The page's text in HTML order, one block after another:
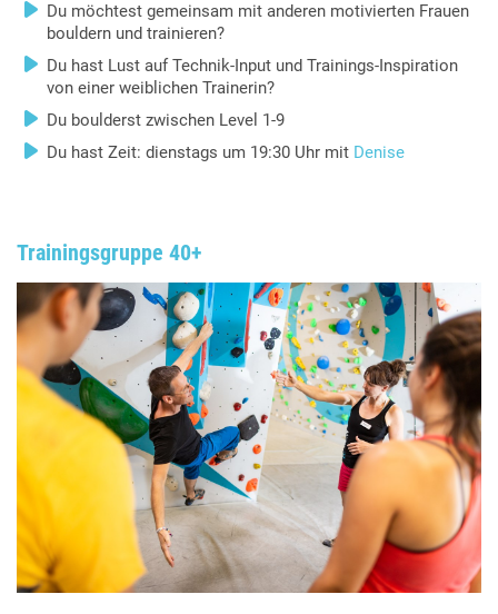
Du möchtest gemeinsam mit anderen motivierten Frauen
bouldern und trainieren?
Du hast Lust auf Technik-Input und Trainings-Inspiration
von einer weiblichen Trainerin?
Du boulderst zwischen Level 1-9
Du hast Zeit: dienstags um 19:30 Uhr mit Denise
Trainingsgruppe 40+